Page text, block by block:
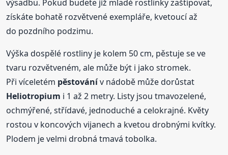
výsadbu. Pokud budete již mladé rostlinky zaštipovat,
získáte bohatě rozvětvené exempláře, kvetoucí až
do pozdního podzimu.
Výška dospělé rostliny je kolem 50 cm, pěstuje se ve
tvaru rozvětveném, ale může být i jako stromek.
Při víceletém pěstovánív nádobě může dorůstat
Heliotropium i 1 až 2 metry. Listy jsou tmavozelené,
ochmýřené, střídavé, jednoduché a celokrajné. Květy
rostou v koncových vijanech a kvetou drobnými kvítky.
Plodem je velmi drobná tmavá tobolka.